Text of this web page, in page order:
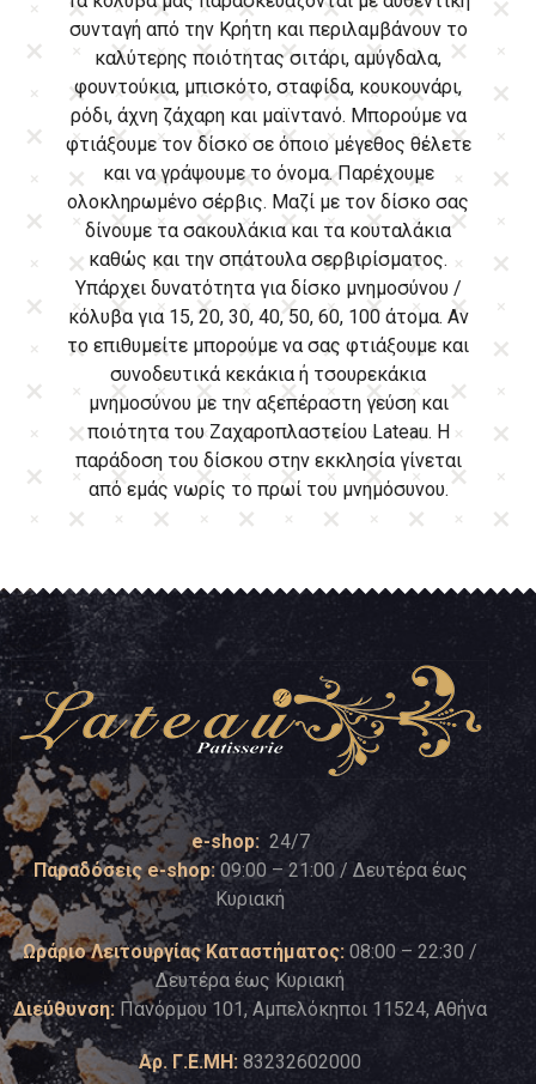
συνταγή από την Κρήτη και περιλαμβάνουν το
καλύτερης ποιότητας σιτάρι, αμύγδαλα,
φουντούκια, μπισκότο, σταφίδα, κουκουνάρι,
ρόδι, άχνη ζάχαρη και μαϊντανό. Μπορούμε να
φτιάξουμε τον δίσκο σε όποιο μέγεθος θέλετε
και να γράψουμε το όνομα. Παρέχουμε
ολοκληρωμένο σέρβις. Μαζί με τον δίσκο σας
δίνουμε τα σακουλάκια και τα κουταλάκια
καθώς και την σπάτουλα σερβιρίσματος.
Υπάρχει δυνατότητα για δίσκο μνημοσύνου /
κόλυβα για 15, 20, 30, 40, 50, 60, 100 άτομα. Αν
το επιθυμείτε μπορούμε να σας φτιάξουμε και
συνοδευτικά κεκάκια ή τσουρεκάκια
μνημοσύνου με την αξεπέραστη γεύση και
ποιότητα του Ζαχαροπλαστείου Lateau. Η
παράδοση του δίσκου στην εκκλησία γίνεται
από εμάς νωρίς το πρωί του μνημόσυνου.
e-shop: 24/7
Παραδόσεις e-shop:09:00 – 21:00 / Δευτέρα έως
Κυριακή
Ωράριο Λειτουργίας Καταστήματος: 08:00 – 22:30 /
Δευτέρα έως Κυριακή
Διεύθυνση: Πανόρμου 101, Αμπελόκηποι 11524, Αθήνα
Αρ. Γ.Ε.ΜΗ: 83232602000